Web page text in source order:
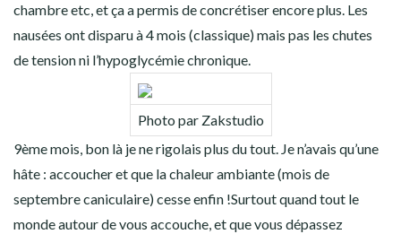
chambre etc, et ça a permis de concrétiser encore plus. Les
nausées ont disparu à 4 mois (classique) mais pas les chutes
de tension ni l’hypoglycémie chronique.
Photo par Zakstudio
9ème mois, bon là je ne rigolais plus du tout. Je n’avais qu’une
hâte : accoucher et que la chaleur ambiante (mois de
septembre caniculaire) cesse enfin !Surtout quand tout le
monde autour de vous accouche, et que vous dépassez